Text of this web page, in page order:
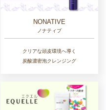
NONATIVE
ノナティブ
クリアな頭皮環境へ導く
炭酸濃密泡クレンジング